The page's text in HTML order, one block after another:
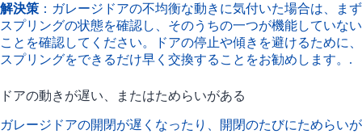
解決策 ：ガレージドアの不均衡な動きに気付いた場合は、まず
スプリングの状態を確認し、そのうちの一つが機能していない
ことを確認してください。ドアの停止や傾きを避けるために、
スプリングをできるだけ早く交換することをお勧めします。.
ドアの動きが遅い、またはためらいがある
ガレージドアの開閉が遅くなったり、開閉のたびにためらいが